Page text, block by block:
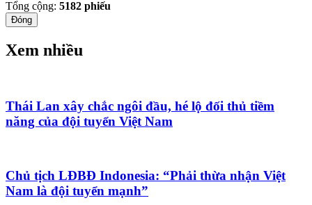
Tổng cộng: 5182 phiếu
Đóng
Xem nhiều
Thái Lan xây chắc ngôi đầu, hé lộ đối thủ tiềm
năng của đội tuyển Việt Nam
Chủ tịch LĐBĐ Indonesia: “Phải thừa nhận Việt
Nam là đội tuyển mạnh”